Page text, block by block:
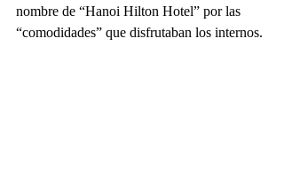
nombre de “Hanoi Hilton Hotel” por las
“comodidades” que disfrutaban los internos.